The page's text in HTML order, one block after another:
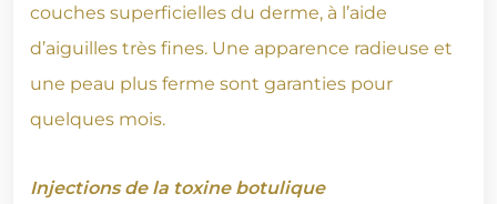
couches superficielles du derme, à l’aide
d’aiguilles très fines. Une apparence radieuse et
une peau plus ferme sont garanties pour
quelques mois.
Injections de la toxine botulique